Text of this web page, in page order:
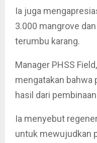
Ia juga
3.000 mangrove
terumbu karang.
Manager PHSS
mengatakan bahwa
hasil dari
Ia menyebut
untuk mewujudkan